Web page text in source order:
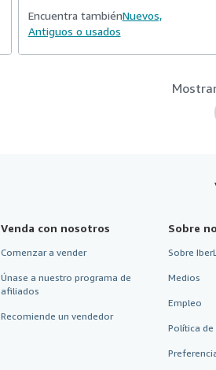
Encuentra tambiénNuevos,
Antiguos o usados
Venda con nosotros
Comenzar a vender
Únase a nuestro programa de
afiliados
Recomiende un vendedor
Sobre
Sobre
Medios
Empleo
Política de